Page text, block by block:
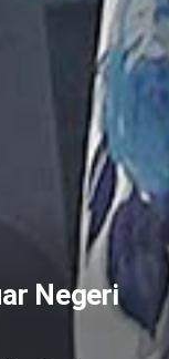
Negeri